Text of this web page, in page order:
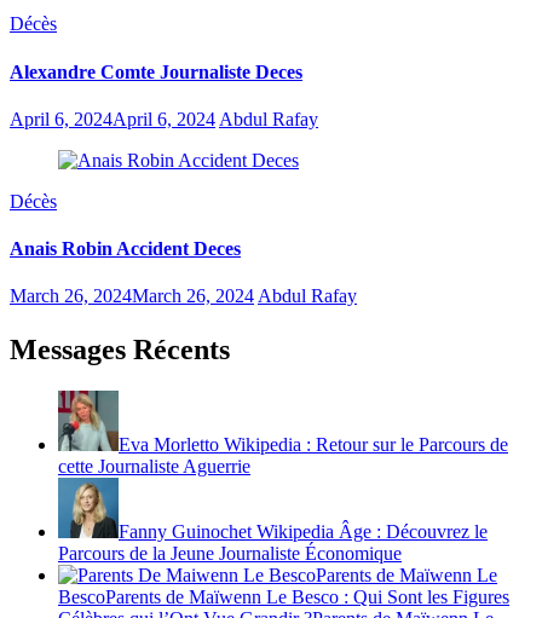
Décès
Alexandre Comte Journaliste Deces
April 6, 2024April 6, 2024 Abdul Rafay
Décès
Anais Robin Accident Deces
March 26, 2024March 26, 2024 Abdul Rafay
Messages Récents
Eva Morletto Wikipedia : Retour sur le Parcours de
cette Journaliste Aguerrie
Fanny Guinochet Wikipedia Âge : Découvrez le
Parcours de la Jeune Journaliste Économique
Parents de Maïwenn Le
BescoParents de Maïwenn Le Besco : Qui Sont les Figures